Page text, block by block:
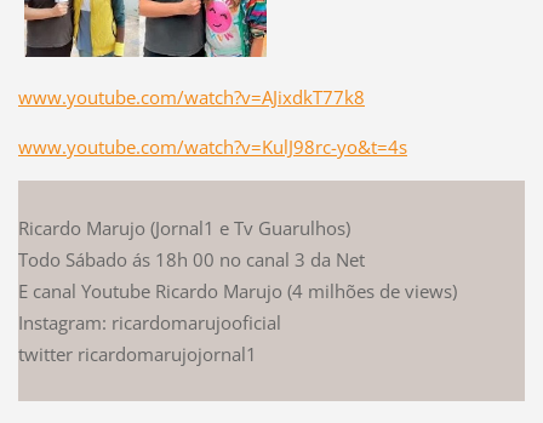
www.youtube.com/watch?v=AJixdkT77k8
www.youtube.com/watch?v=KulJ98rc-yo&t=4s
Ricardo Marujo (Jornal1 e Tv Guarulhos)
Todo Sábado ás 18h 00 no canal 3 da Net
E canal Youtube Ricardo Marujo (4 milhões de views)
Instagram: ricardomarujooficial
twitter ricardomarujojornal1